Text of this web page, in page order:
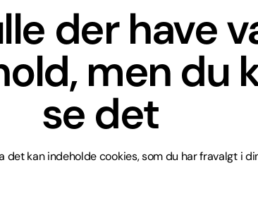
der have
men du
se det
det kan indeholde cookies, som du har fravalgt i